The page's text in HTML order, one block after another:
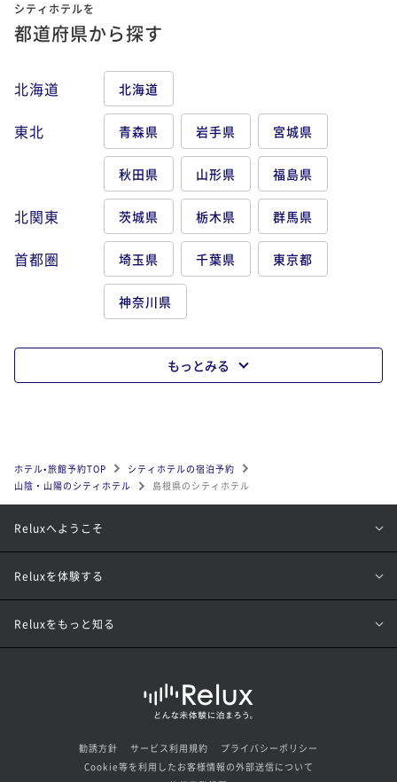
シティホテルを
都道府県から探す
北海道 北海道
東北 青森県 岩手県 宮城県
秋田県 山形県 福島県
北関東 茨城県 栃木県 群馬県
首都圏 埼玉県 千葉県 東京都
神奈川県
もっとみる
ホテル•旅館予約TOP
シティホテルの宿泊予約
山陰・山陽のシティホテル
島根県のシティホテル
Reluxへようこそ
Reluxを体験する
Reluxをもっと知る
勧誘方針 サービス利用規約
プライバシーポリシー
Cookie等を利用したお客様情報の外部送信について